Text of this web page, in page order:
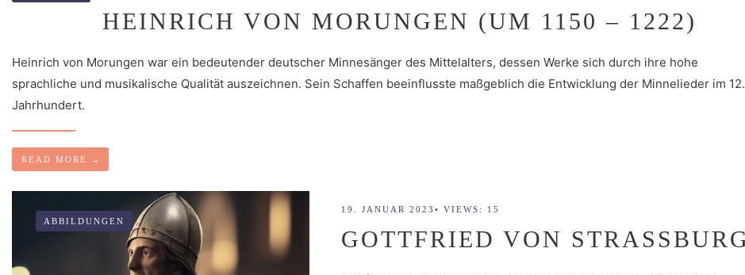
HEINRICH VON MORUNGEN (UM 1150 – 1222)
Heinrich von Morungen war ein bedeutender deutscher Minnesänger des Mittelalters, dessen Werke sich durch ihre hohe
sprachliche und musikalische Qualität auszeichnen. Sein Schaffen beeinflusste maßgeblich die Entwicklung der Minnelieder im 12.
Jahrhundert.
READ MORE →
ABBILDUNGEN
19. JANUAR 2023•VIEWS: 15
GOTTFRIED VON STRASSBURG